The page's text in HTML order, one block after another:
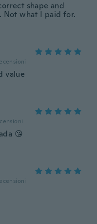
shape and
Not what I paid for.
value
😘